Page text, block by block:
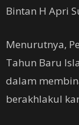
Bintan H Apri
Menurutnya,
Tahun Baru
dalam
berakhlakul